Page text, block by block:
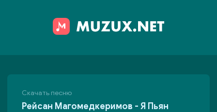
Скачать песню
Рейсан Магомедкеримов - Я Пьян